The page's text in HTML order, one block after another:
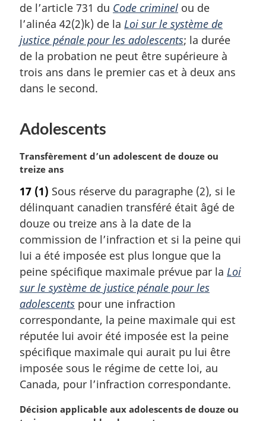
e
:
de l’article 731 du Code criminel ou de
l’alinéa 42(2)k) de la Loi sur le système de
justice pénale pour les adolescents; la durée
de la probation ne peut être supérieure à
trois ans dans le premier cas et à deux ans
dans le second.
Adolescents
N
o
e
m
a
r
i
n
a
l
:
Transfèrement d’un adolescent de douze ou
treize ans
17 (1) Sous réserve du paragraphe (2), si le
délinquant canadien transféré était âgé de
douze ou treize ans à la date de la
commission de l’infraction et si la peine qui
lui a été imposée est plus longue que la
peine spécifique maximale prévue par la Loi
sur le système de justice pénale pour les
adolescents pour une infraction
correspondante, la peine maximale qui est
réputée lui avoir été imposée est la peine
spécifique maximale qui aurait pu lui être
imposée sous le régime de cette loi, au
Canada, pour l’infraction correspondante.
N
Décision applicable aux adolescents de douze ou